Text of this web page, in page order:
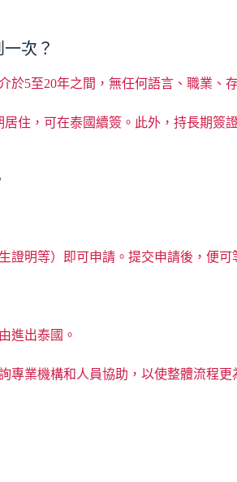
次？
於5至20年之間，無任何語言、職業、
住，可在泰國續簽。此外，持長期簽
證明等）即可申請。提交申請後，便可
進出泰國。
專業機構和人員協助，以使整體流程更